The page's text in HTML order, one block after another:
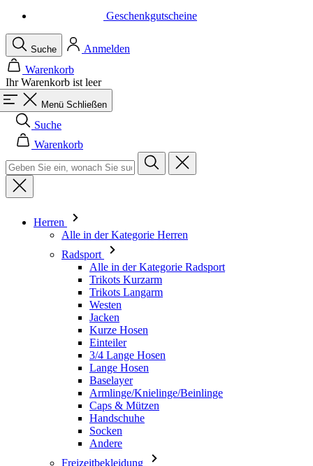
Ihr Warenkorb ist leer
Menü Schließen
Suche
Warenkorb
Herren
Alle in der Kategorie Herren
Trikots Langarm
Westen
Jacken
Kurze Hosen
Einteiler
3/4 Lange Hosen
Lange Hosen
Baselayer
Armlinge/Knielinge/Beinlinge
Caps & Mützen
Handschuhe
Socken
Andere
Freizeitbekleidung
Alle in der Kategorie Freizeitbekleidung
T-Shirts
Sweatshirt
Caps & Mützen